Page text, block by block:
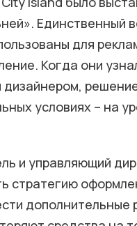
Единственный
для
Когда они
условиях – на
и управляющий
стратегию
дополнительные